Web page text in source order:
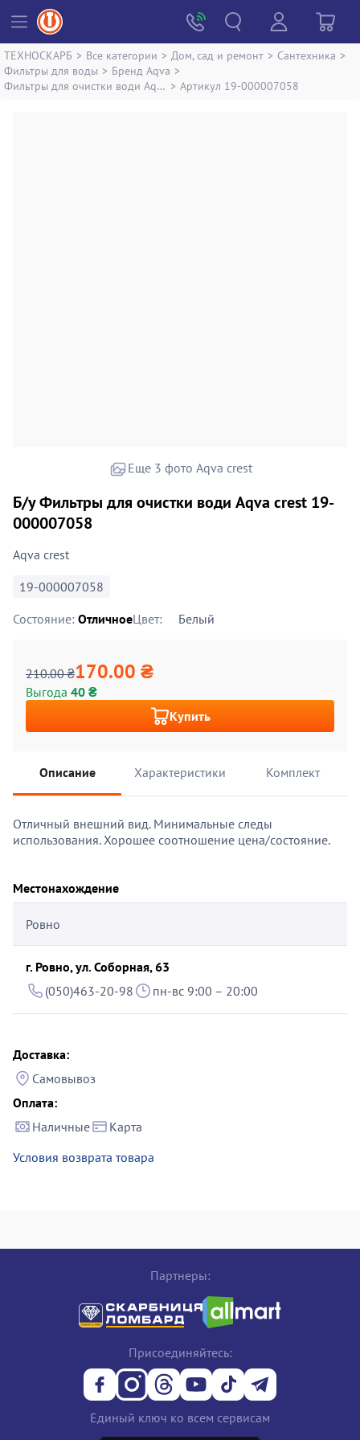
ТЕХНОСКАРБ > Все категории > Дом, сад и ремонт > Сантехника >
Фильтры для воды > Бренд Aqva >
Фильтры для очистки води Aqva crest > Артикул 19-000007058
Еще 3 фото Aqva crest
Б/у Фильтры для очистки води Aqva crest 19-
000007058
Aqva crest
19-000007058
Состояние: ОтличноеЦвет: Белый
210.00 ₴170.00 ₴
Выгода 40 ₴
Купить
Описание Характеристики Комплект
Отличный внешний вид. Минимальные следы
использования. Хорошее соотношение цена/состояние.
Местонахождение
Ровно
г. Ровно, ул. Соборная, 63
(050)463-20-98
пн-вс 9:00 – 20:00
Доставка:
Самовывоз
Оплата:
Наличные
Карта
Условия возврата товара
Партнеры:
Присоединяйтесь:
Единый ключ ко всем сервисам